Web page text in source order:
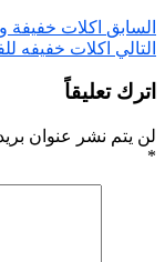
السابق اكلات خفيفة
التالي اكلات خفيفه
اترك تعليقاً
لن يتم نشر عنوان
*